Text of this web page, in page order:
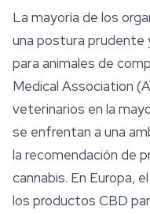
La mayoría de los
una postura prudente
para animales de
Medical Association
veterinarios en la
se enfrentan a una
la recomendación de
cannabis. En Europa,
los productos CBD